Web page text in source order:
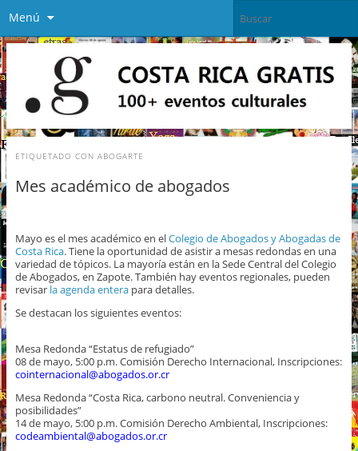
Menú
ETIQUETADO CON ABOGARTE
Mes académico de abogados
Mayo es el mes académico en elColegio de Abogados y Abogadas de
Costa Rica. Tiene la oportunidad de asistir a mesas redondas en una
variedad de tópicos. La mayoría están en la Sede Central del Colegio
de Abogados, en Zapote. También hay eventos regionales, pueden
revisar la agenda entera para detalles.
Se destacan los siguientes eventos:
Mesa Redonda “Estatus de refugiado”
08 de mayo, 5:00 p.m. Comisión Derecho Internacional, Inscripciones:
cointernacional@abogados.or.cr
Mesa Redonda “Costa Rica, carbono neutral. Conveniencia y
posibilidades”
14 de mayo, 5:00 p.m. Comisión Derecho Ambiental, Inscripciones:
codeambiental@abogados.or.cr